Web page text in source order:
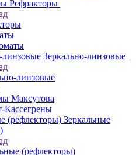
Рефракторы
Зеркально-линзовые
линзовые
Максутова
Зеркальные
(рефлекторы)